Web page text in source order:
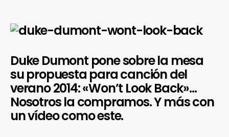
Duke Dumont pone sobre la mesa
su propuesta para canción del
verano 2014: «Won’t Look Back»…
Nosotros la compramos. Y más con
un vídeo como este.